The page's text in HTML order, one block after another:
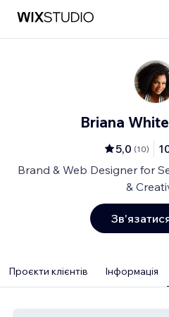
Briana
5,0 (10)
Brand & Web Designer for
&
Проєкти клієнтів Інформація